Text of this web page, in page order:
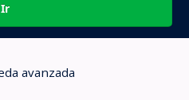
Ir
avanzada